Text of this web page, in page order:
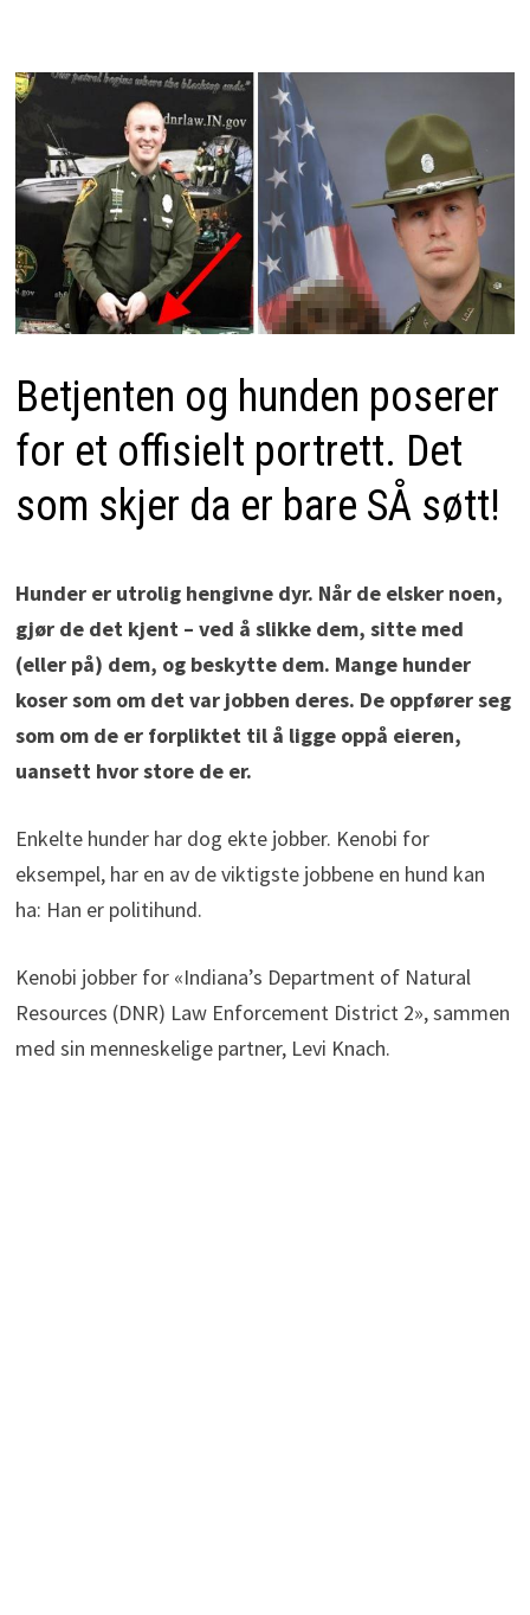
Betjenten og hunden poserer
for et offisielt portrett. Det
som skjer da er bare SÅ søtt!
Hunder er utrolig hengivne dyr. Når de elsker noen,
gjør de det kjent – ved å slikke dem, sitte med
(eller på) dem, og beskytte dem. Mange hunder
koser som om det var jobben deres. De oppfører seg
som om de er forpliktet til å ligge oppå eieren,
uansett hvor store de er.
Enkelte hunder har dog ekte jobber. Kenobi for
eksempel, har en av de viktigste jobbene en hund kan
ha: Han er politihund.
Kenobi jobber for «Indiana’s Department of Natural
Resources (DNR) Law Enforcement District 2», sammen
med sin menneskelige partner, Levi Knach.